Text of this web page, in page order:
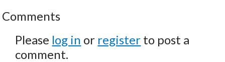
Comments
Please log in or register to post a
comment.